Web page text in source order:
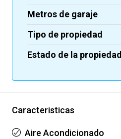
Metros de garaje
Tipo de propiedad
Estado de la propiedad
Caracteristicas
Aire Acondicionado